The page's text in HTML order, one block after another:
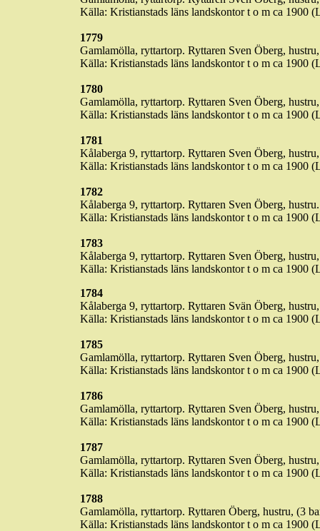
Källa: Kristianstads läns landskontor t o m ca 1900
1779
Gamlamölla, ryttartorp. Ryttaren Sven Öberg,
Källa: Kristianstads läns landskontor t o m ca 1900
1780
Gamlamölla, ryttartorp. Ryttaren Sven Öberg,
Källa: Kristianstads läns landskontor t o m ca 1900
1781
Kålaberga 9, ryttartorp. Ryttaren Sven Öberg,
Källa: Kristianstads läns landskontor t o m ca 1900
1782
Kålaberga 9, ryttartorp. Ryttaren Sven Öberg,
Källa: Kristianstads läns landskontor t o m ca 1900
1783
Kålaberga 9, ryttartorp. Ryttaren Sven Öberg,
Källa: Kristianstads läns landskontor t o m ca 1900
1784
Kålaberga 9, ryttartorp. Ryttaren Svän Öberg,
Källa: Kristianstads läns landskontor t o m ca 1900
1785
Gamlamölla, ryttartorp. Ryttaren Sven Öberg,
Källa: Kristianstads läns landskontor t o m ca 1900
1786
Gamlamölla, ryttartorp. Ryttaren Sven Öberg,
Källa: Kristianstads läns landskontor t o m ca 1900
1787
Gamlamölla, ryttartorp. Ryttaren Sven Öberg,
Källa: Kristianstads läns landskontor t o m ca 1900
1788
Gamlamölla, ryttartorp. Ryttaren Öberg, hustru, (3
Källa: Kristianstads läns landskontor t o m ca 1900